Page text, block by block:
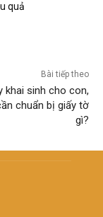
quả
Bài tiếp theo
khai sinh cho con,
chuẩn bị giấy tờ
gì?